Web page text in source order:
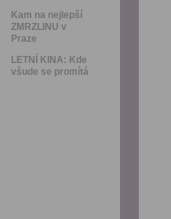
Kam na nejlepší
ZMRZLINU v
Praze
LETNÍ KINA: Kde
všude se promítá